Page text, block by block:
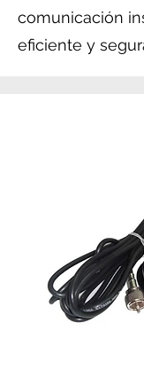
comunicación
eficiente y